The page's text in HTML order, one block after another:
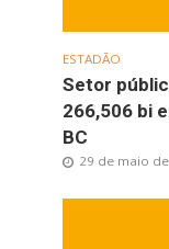
ESTADÃO
Setor
266,506 bi
BC
29 de maio